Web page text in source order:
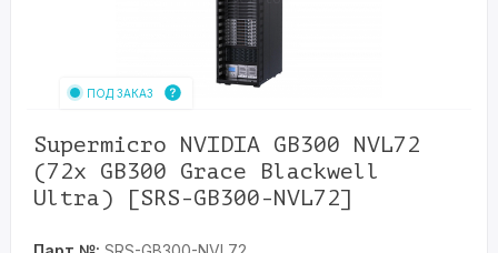
ПОД ЗАКАЗ
Supermicro NVIDIA GB300 NVL72
(72x GB300 Grace Blackwell
Ultra) [SRS-GB300-NVL72]